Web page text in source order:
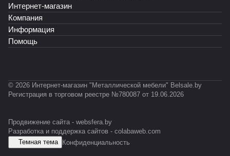
Интернет-магазин
Компания
Информация
Помощь
© 2026 Интернет-магазин "Металлической мебели" Belsale.by
Регистрация в торговом реестре №780087 от 19.06.2026
Продвижение сайта - websfera.by
Разработка и поддержка сайтов - colabaweb.com
Темная тема Конфиденциальность